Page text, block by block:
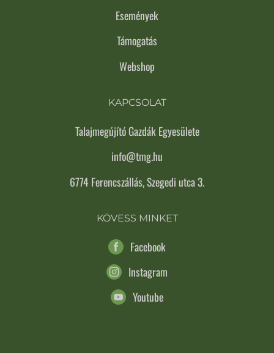
Események
Támogatás
Webshop
KAPCSOLAT
Talajmegújító Gazdák Egyesülete
info@tmg.hu
6774 Ferencszállás, Szegedi utca 3.
KÖVESS MINKET
Facebook
Instagram
Youtube